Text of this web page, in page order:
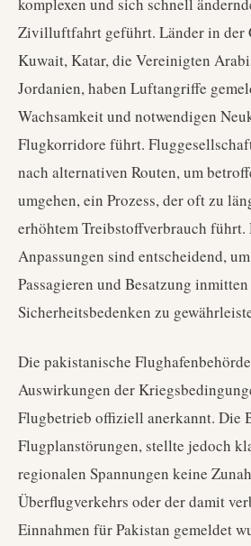
Zivilluftfahrt geführt. Länder in der
Kuwait, Katar, die Vereinigten
Jordanien, haben Luftangriffe
Wachsamkeit und notwendigen
Flugkorridore führt.
nach alternativen Routen, um
umgehen, ein Prozess, der oft zu
erhöhtem Treibstoffverbrauch
Anpassungen sind entscheidend,
Passagieren und Besatzung
Sicherheitsbedenken zu
Die pakistanische
Auswirkungen der
Flugbetrieb offiziell anerkannt. Die
Flugplanstörungen, stellte jedoch
regionalen Spannungen keine
Überflugverkehrs oder der damit
Einnahmen für Pakistan gemeldet